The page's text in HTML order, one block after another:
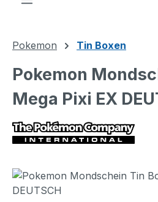
Pokemon Tin Boxen
Pokemon
Mega Pixi EX
Bildergalerie überspringen